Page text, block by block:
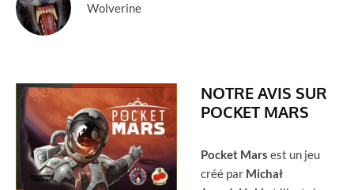
Wolverine
NOTRE AVIS SUR
POCKET MARS
Pocket Mars est un jeu
créé par Michał